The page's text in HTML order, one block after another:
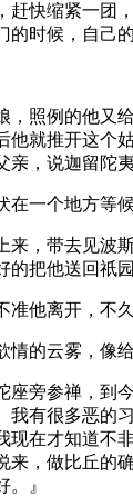
快缩紧一团
时候，自己
例的他又
就推开这个
，说迦留陀
个地方等候
带去见波
把他送回祇园
离开，不久
云雾，像给
参禅，到
有很多恶的
在才知道不
，做比丘的
』